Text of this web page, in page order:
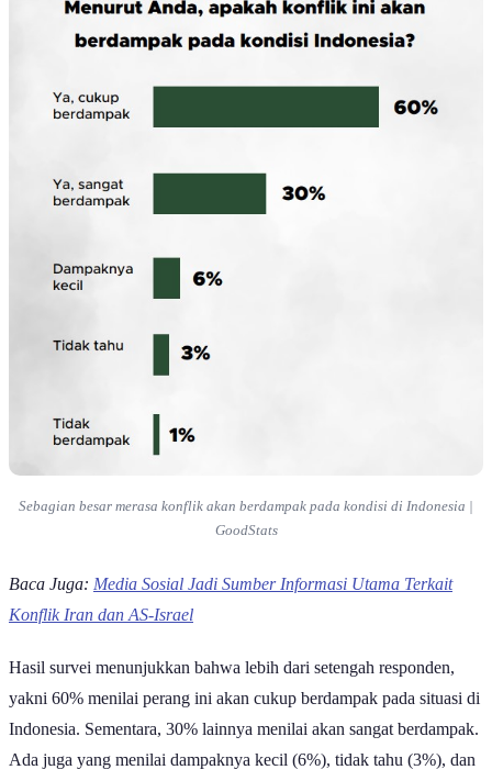
bersama Amerika Serikat melancarkan serangan udara ke sejumlah
kota utama di Iran. Serangan tersebut menargetkan berbagai titik
pemerintahan.
dan drone yang diarahkan ke fasilitas militer Amerika Serikat di
beberapa wilayah, termasuk di Uni Emirat Arab, Qatar, Bahrain,
kekhawatiran publik internasional mengenai potensi dampak yang
Di tengah situasi tersebut, muncul pertanyaan mengenai sejauh
kondisi Indonesia. GoodStats dan Digivla bekerja sama melakukan
Persepsi Publik Indonesia terhadap Perang Amerika
melibatkan 540 responden untuk menggali persepsi publik terkait
Dampak Konflik terhadap Kondisi Indonesia